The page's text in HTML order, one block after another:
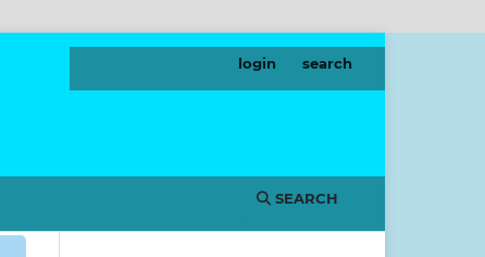
SEARCH
login search